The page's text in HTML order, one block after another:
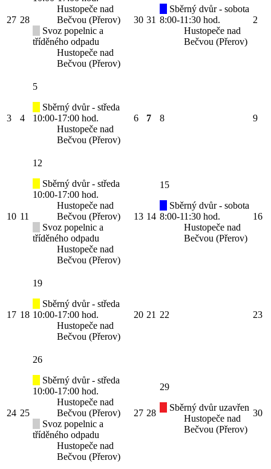
27 28
Hustopeče nad
Bečvou (Přerov)
Svoz popelnic a
tříděného odpadu
Hustopeče nad
Bečvou (Přerov)
30 31
Sběrný dvůr - sobota
8:00-11:30 hod.
Hustopeče nad
Bečvou (Přerov)
2
3 4
5
Sběrný dvůr - středa
10:00-17:00 hod.
Hustopeče nad
Bečvou (Přerov)
6 7 8 9
10 11
12
Sběrný dvůr - středa
10:00-17:00 hod.
Hustopeče nad
Bečvou (Přerov)
Svoz popelnic a
tříděného odpadu
Hustopeče nad
Bečvou (Přerov)
13 14
15
Sběrný dvůr - sobota
8:00-11:30 hod.
Hustopeče nad
Bečvou (Přerov)
16
17 18
19
Sběrný dvůr - středa
10:00-17:00 hod.
Hustopeče nad
Bečvou (Přerov)
20 21 22 23
24 25
26
Sběrný dvůr - středa
10:00-17:00 hod.
Hustopeče nad
Bečvou (Přerov)
Svoz popelnic a
tříděného odpadu
Hustopeče nad
Bečvou (Přerov)
27 28
29
Sběrný dvůr uzavřen
Hustopeče nad
Bečvou (Přerov)
30